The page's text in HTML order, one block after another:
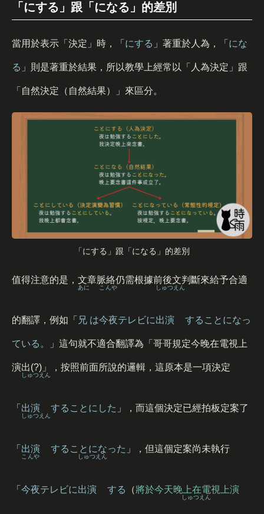
「にする」跟「になる」的差別
當用於表示「決定」時，「 にする 」著重於人為，「 にな
る 」則是著重於結果，所以教學上經常以「人為決定」跟
「自然決定（自然結果）」來區分。
「にする」跟「になる」的差別
值得注意的是，文章脈絡仍需根據前後文判斷來給予合適
的翻譯，例如「 兄
あに
は今夜
こんや
テレビに出演
しゅつえん
することになっ
ている。 」這句就不適合翻譯為「哥哥規定今晚在電視上
演出(?)」，按照前面所說的邏輯，這原本是一項決定
「 出演
しゅつえん
することにした 」，而這個決定已經拍板定案了
「 出演
しゅつえん
することになった 」，但這個定案尚未執行
「 今夜
こんや
テレビに出演
しゅつえん
する （將於今天晚上在電視上演
しゅつえん